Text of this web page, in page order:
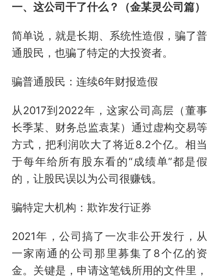
一、这公司干了什么？（金某灵公司篇）
简单说，就是长期、系统性造假，骗了普
通股民，也骗了特定的大投资者。
骗普通股民：连续6年财报造假
从2017到2022年，这家公司高层（董事
长季某、财务总监袁某）通过虚构交易等
方式，把利润吹大了将近8.2个亿。相当
于每年给所有股东看的“成绩单”都是假
的，让股民误以为公司很赚钱。
骗特定大机构：欺诈发行证券
2021年，公司搞了一次非公开发行，从
一家南通的公司那里募集了8个亿的资
金。关键是，申请这笔钱所用的文件里，